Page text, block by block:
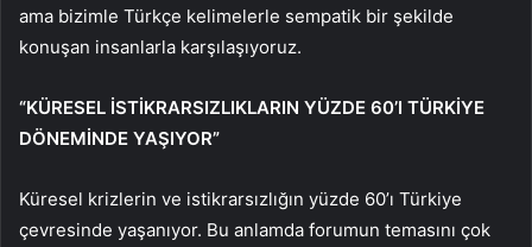
ama bizimle Türkçe kelimelerle sempatik bir şekilde
konuşan insanlarla karşılaşıyoruz.
“KÜRESEL İSTİKRARSIZLIKLARIN YÜZDE 60’I TÜRKİYE
DÖNEMİNDE YAŞIYOR”
Küresel krizlerin ve istikrarsızlığın yüzde 60’ı Türkiye
çevresinde yaşanıyor. Bu anlamda forumun temasını çok